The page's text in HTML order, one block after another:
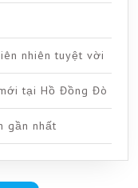
nhiên tuyệt vời
tại Hồ Đồng Đò
gần nhất